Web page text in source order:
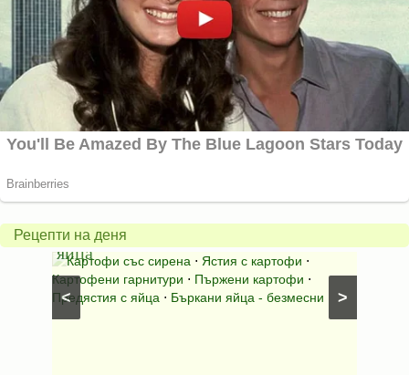
Рецепти на деня
>
<
Пържени
картофки
с
бъркани
яйца
Картофи със сирена ⋅ Ястия с картофи ⋅
Картофени гарнитури ⋅ Пържени картофи ⋅
Предястия с яйца ⋅ Бъркани яйца - безмесни
в
гърне